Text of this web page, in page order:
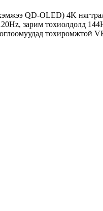
QD‑OLED) 4K
зарим тохиолдолд
тохиромжтой